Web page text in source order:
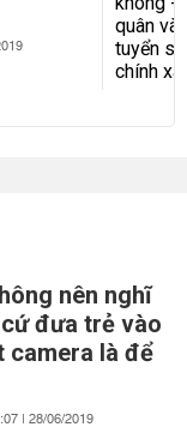
nên nghĩ
đưa trẻ vào
camera là để
| 28/06/2019